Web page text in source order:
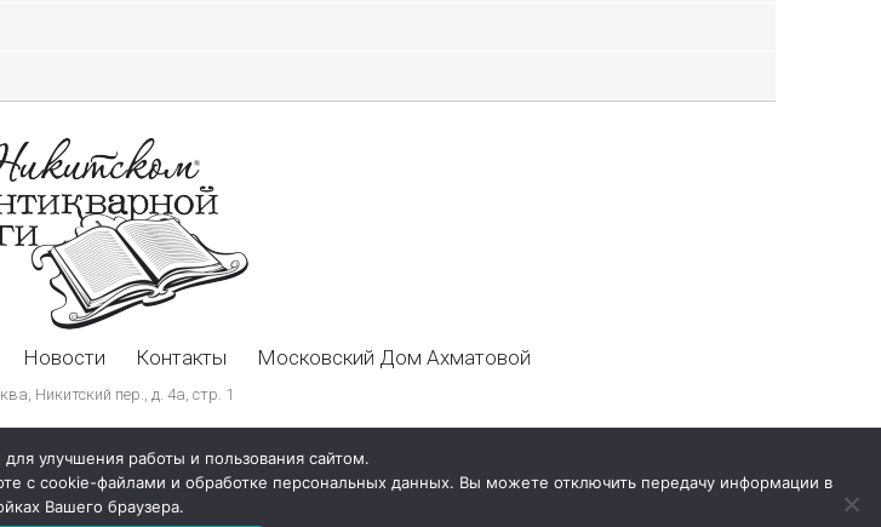
Новости Контакты Московский Дом Ахматовой
Никитский пер., д. 4а, стр. 1
улучшения работы и пользования сайтом.
с cookie-файлами и обработке персональных данных. Вы можете отключить передачу информации в
Вашего браузера.